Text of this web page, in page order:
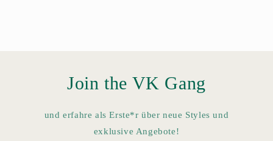
Join the VK Gang
und erfahre als Erste*r über neue Styles und
exklusive Angebote!